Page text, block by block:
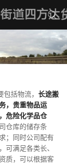
括物流， 长途搬
，贵重物品运
危险化学品仓
仓库的储存条
；同时公司配有
可满足各类长、
质，可以根据客